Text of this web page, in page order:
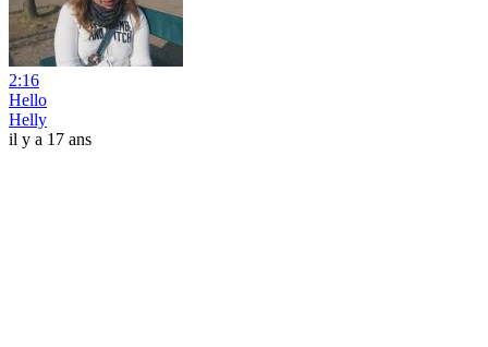
2:16
Hello
Helly
il y a 17 ans